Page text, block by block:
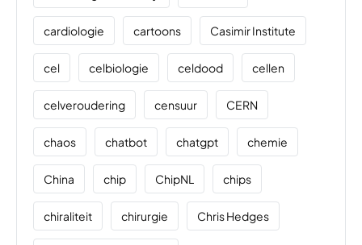
cardiologie cartoons Casimir Institute
cel celbiologie celdood cellen
celveroudering censuur CERN
chaos chatbot chatgpt chemie
China chip ChipNL chips
chiraliteit chirurgie Chris Hedges